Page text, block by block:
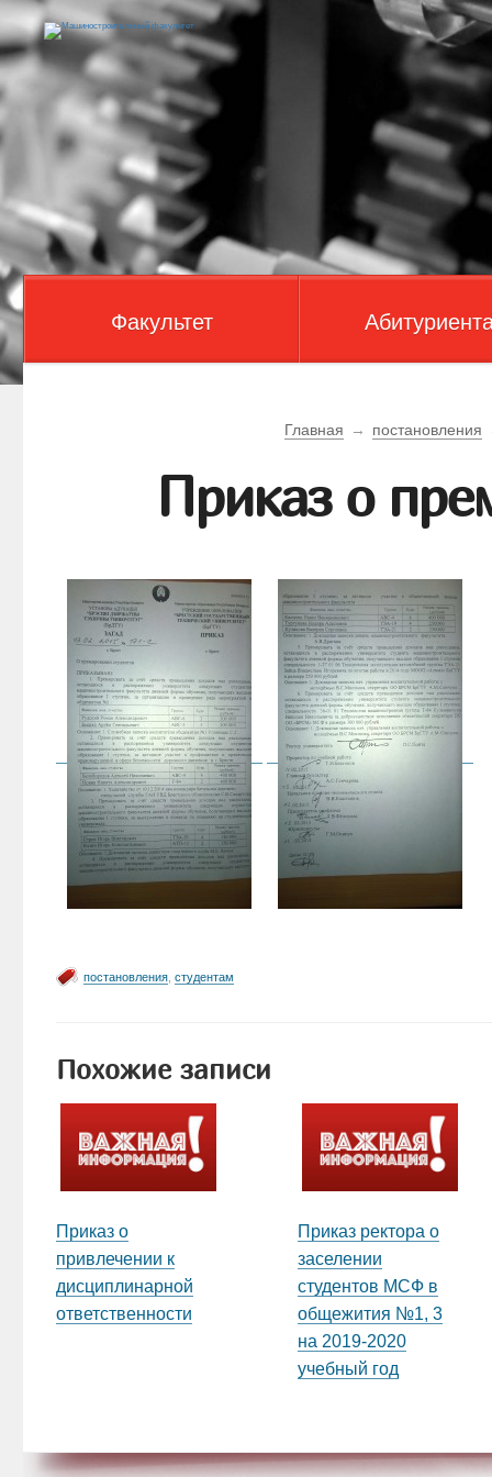
Факультет
Главная → постановления
Приказ о
постановления, студентам
Похожие записи
Приказ о
привлечении к
дисциплинарной
ответственности
Приказ ректора о
заселении
студентов МСФ в
общежития №1, 3
на 2019-2020
учебный год